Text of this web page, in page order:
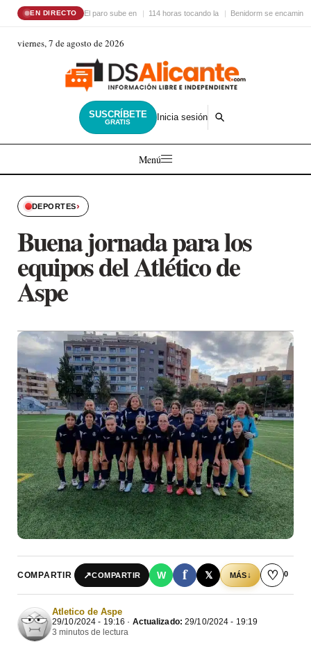
EN DIRECTO El paro sube en 114 horas tocando la Benidorm se encamina
viernes, 7 de agosto de 2026
SUSCRÍBETE
GRATIS Inicia sesión
Menú
DEPORTES›
Buena jornada para los
equipos del Atlético de
Aspe
COMPARTIR ↗COMPARTIR W f 𝕏 MÁS↓ ♡ 0
Atletico de Aspe
29/10/2024 - 19:16 · Actualizado: 29/10/2024 - 19:19
3 minutos de lectura